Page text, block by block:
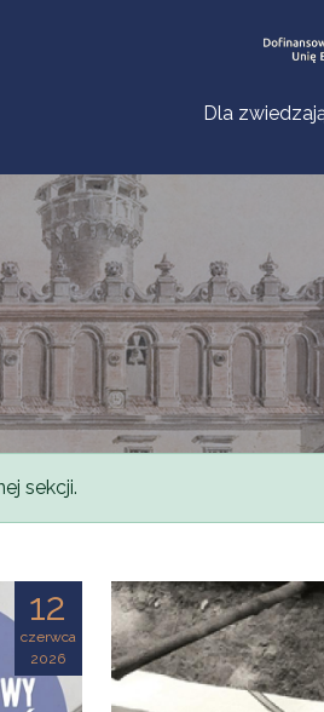
Dla
sekcji.
12
czerwca
2026